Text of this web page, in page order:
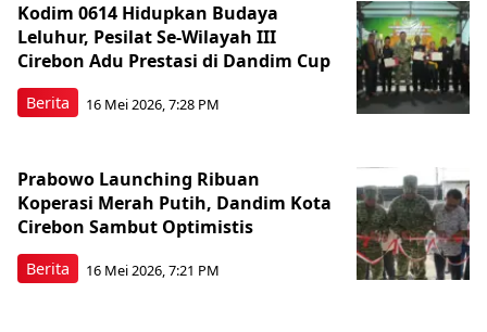
Berita
Kodim 0614 Hidupkan Budaya
Leluhur, Pesilat Se-Wilayah III
Cirebon Adu Prestasi di Dandim Cup
16 Mei 2026, 7:28 PM
Berita
Prabowo Launching Ribuan
Koperasi Merah Putih, Dandim Kota
Cirebon Sambut Optimistis
16 Mei 2026, 7:21 PM